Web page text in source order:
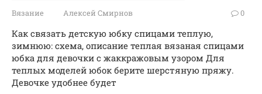
Вязание Алексей Смирнов 0
Как связать детскую юбку спицами теплую,
зимнюю: схема, описание теплая вязаная спицами
юбка для девочки с жаккражовым узором Для
теплых моделей юбок берите шерстяную пряжу.
Девочке удобнее будет